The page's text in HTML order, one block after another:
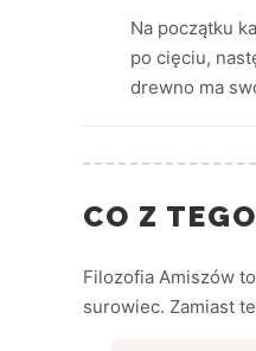
Na początku
po cięciu,
drewno ma
CO Z
Filozofia Amiszów
surowiec. Zamiast